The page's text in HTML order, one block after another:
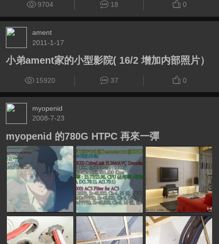
9704 18 0
ament
2011-1-17
小弟ament家的小型影院( 16/2 增加内部照片）
15920 37 0
myopenid
2008-7-23
myopenid 的780G HTPC 再來一彈